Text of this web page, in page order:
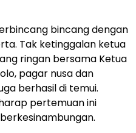
bincang dengan
Tak ketinggalan ketua
ringan bersama Ketua
pagar nusa dan
berhasil di temui.
pertemuan ini